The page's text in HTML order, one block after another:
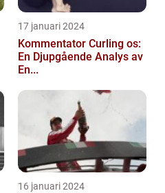
17 januari 2024
Kommentator Curling os:
En Djupgående Analys av
En...
16 januari 2024